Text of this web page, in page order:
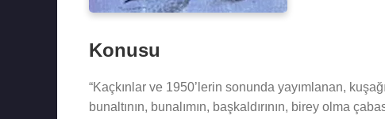
Konusu
“Kaçkınlar ve 1950’lerin sonunda yayımlanan,
bunaltının, bunalımın, başkaldırının, birey olma